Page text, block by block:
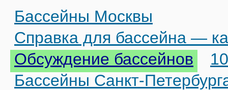
Бассейны Москвы
Справка для бассейна —
Обсуждение бассейнов
Бассейны Санкт-